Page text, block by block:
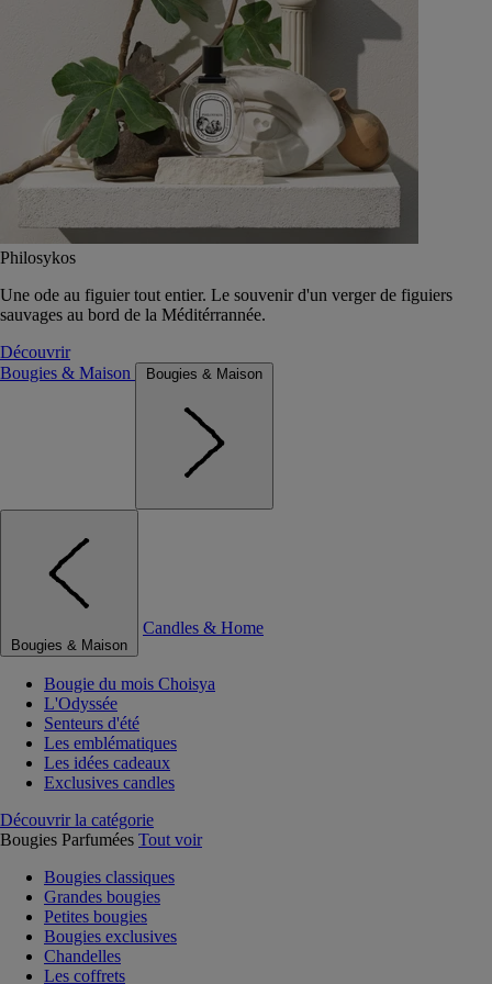
Philosykos
Une ode au figuier tout entier. Le souvenir d'un verger de figuiers
sauvages au bord de la Méditérrannée.
Découvrir
Bougies & Maison
Bougies & Maison
Bougies & Maison
Candles & Home
Bougie du mois Choisya
L'Odyssée
Senteurs d'été
Les emblématiques
Les idées cadeaux
Exclusives candles
Découvrir la catégorie
Bougies Parfumées Tout voir
Bougies classiques
Grandes bougies
Petites bougies
Bougies exclusives
Chandelles
Les coffrets